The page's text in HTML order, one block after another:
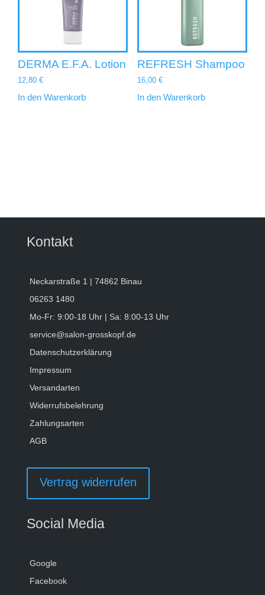
DERMA E.F.A. Lotion
12,80 €
In den Warenkorb
REFRESH Shampoo
16,00 €
In den Warenkorb
Kontakt
Neckarstraße 1 | 74862 Binau
06263 1480
Mo-Fr: 9:00-18 Uhr | Sa: 8:00-13 Uhr
service@salon-grosskopf.de
Datenschutzerklärung
Impressum
Versandarten
Widerrufsbelehrung
Zahlungsarten
AGB
Vertrag widerrufen
Social Media
Google
Facebook